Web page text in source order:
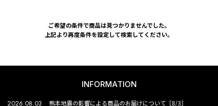
ご希望の条件で商品は見つかりませんでした。
上記より再度条件を設定して検索してください。
INFORMATION
2026.08.03 熊本地震の影響による商品のお届けについて［8/3］